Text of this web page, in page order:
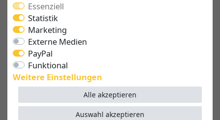
Essenziell
Statistik
Marketing
Externe Medien
PayPal
Funktional
Weitere Einstellungen
Alle akzeptieren
Auswahl akzeptieren